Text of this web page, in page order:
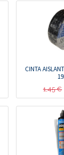
CINTA
1,45€